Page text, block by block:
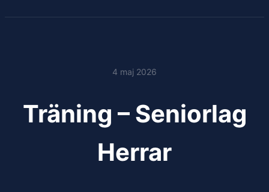
4 maj 2026
Träning – Seniorlag
Herrar